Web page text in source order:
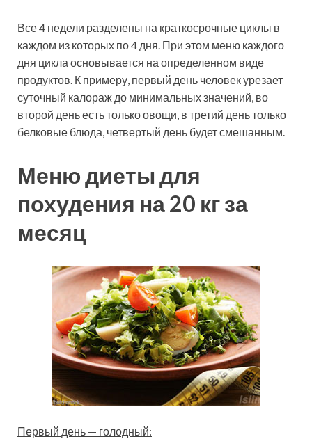
Все 4 недели разделены на краткосрочные циклы в
каждом из которых по 4 дня. При этом меню каждого
дня цикла основывается на определенном виде
продуктов. К примеру, первый день человек урезает
суточный калораж до минимальных значений, во
второй день есть только овощи, в третий день только
белковые блюда, четвертый день будет смешанным.
Меню диеты для
похудения на 20 кг за
месяц
Первый день — голодный: